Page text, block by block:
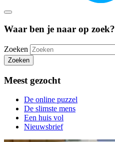
Waar ben je naar op zoek?
Zoeken
Zoeken
Meest gezocht
De online puzzel
De slimste mens
Een huis vol
Nieuwsbrief